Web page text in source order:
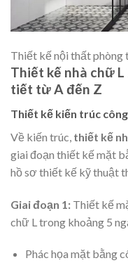
Thiết kế nội thất phòng
Thiết kế nhà chữ
tiết từ A đến Z
Thiết kế kiến trúc
Về kiến trúc, thiết kế
giai đoạn thiết kế mặt
hồ sơ thiết kế kỹ thuật
Giai đoạn 1: Thiết kế
chữ L trong khoảng 5
Phác họa mặt bằng